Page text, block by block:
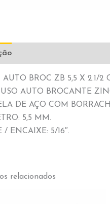
AUTO BROC ZB 5,5 X 2.1/2
AUTO BROCANTE
DE AÇO COM
5,5 MM.
/ ENCAIXE: 5/16″.
relacionados